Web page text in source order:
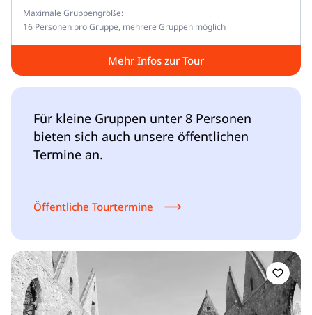
Maximale Gruppengröße:
16 Personen pro Gruppe, mehrere Gruppen möglich
Mehr Infos zur Tour
Für kleine Gruppen unter 8 Personen
bieten sich auch unsere öffentlichen
Termine an.
Öffentliche Tourtermine